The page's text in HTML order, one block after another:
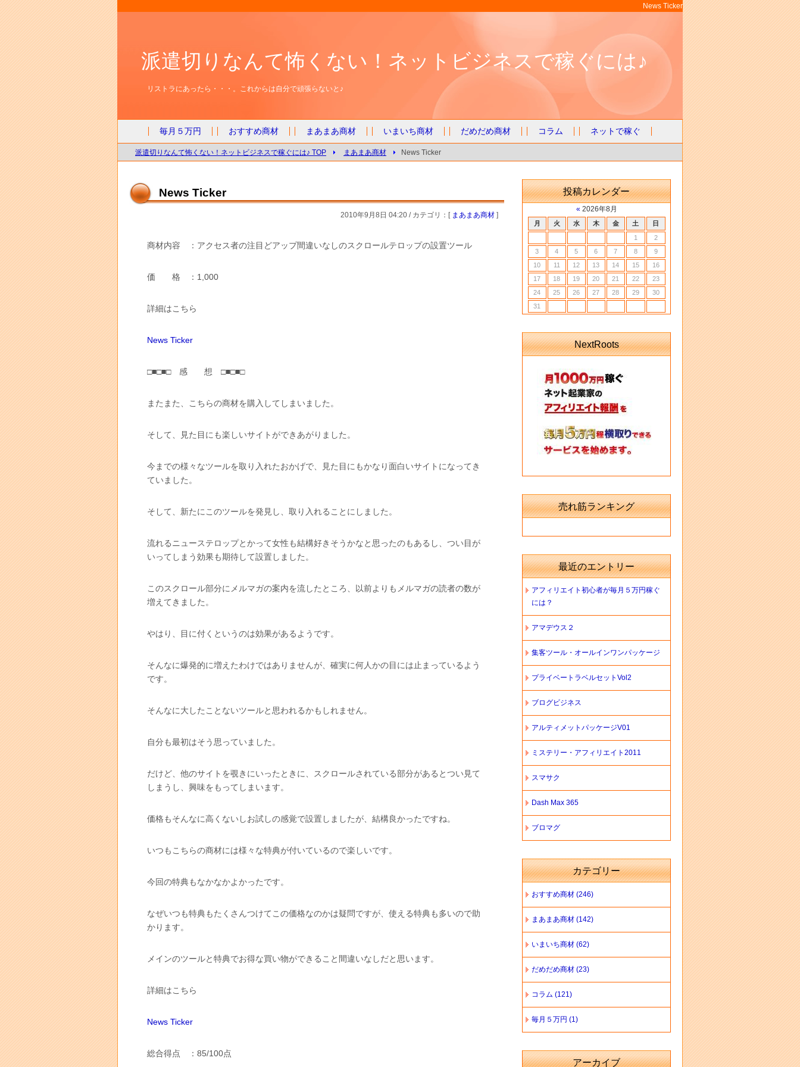
News Ticker
派遣切りなんて怖くない！ネットビジネスで稼ぐには♪
リストラにあったら・・・。これからは自分で頑張らないと♪
毎月５万円 おすすめ商材 まあまあ商材 いまいち商材 だめだめ商材 コラム ネットで稼ぐ
派遣切りなんて怖くない！ネットビジネスで稼ぐには♪ TOP まあまあ商材 News Ticker
News Ticker
2010年9月8日 04:20 / カテゴリ：[ まあまあ商材 ]
商材内容 ：アクセス者の注目どアップ間違いなしのスクロールテロップの設置ツール
価 格 ：1,000
詳細はこちら
News Ticker
□■□■□ 感 想 □■□■□
またまた、こちらの商材を購入してしまいました。
そして、見た目にも楽しいサイトができあがりました。
今までの様々なツールを取り入れたおかげで、見た目にもかなり面白いサイトになってき
ていました。
そして、新たにこのツールを発見し、取り入れることにしました。
流れるニューステロップとかって女性も結構好きそうかなと思ったのもあるし、つい目が
いってしまう効果も期待して設置しました。
このスクロール部分にメルマガの案内を流したところ、以前よりもメルマガの読者の数が
増えてきました。
やはり、目に付くというのは効果があるようです。
そんなに爆発的に増えたわけではありませんが、確実に何人かの目には止まっているよう
です。
そんなに大したことないツールと思われるかもしれません。
自分も最初はそう思っていました。
だけど、他のサイトを覗きにいったときに、スクロールされている部分があるとつい見て
しまうし、興味をもってしまいます。
価格もそんなに高くないしお試しの感覚で設置しましたが、結構良かったですね。
いつもこちらの商材には様々な特典が付いているので楽しいです。
今回の特典もなかなかよかったです。
なぜいつも特典もたくさんつけてこの価格なのかは疑問ですが、使える特典も多いので助
かります。
メインのツールと特典でお得な買い物ができること間違いなしだと思います。
詳細はこちら
News Ticker
総合得点 ：85/100点
投稿カレンダー
« 2026年8月
月 火 水 木 金 土
日
1
2
3
4 5 6 7 8
9
10
11 12 13 14 15
16
17
18 19 20 21 22
23
24
25 26 27 28 29
30
31
NextRoots
売れ筋ランキング
最近のエントリー
アフィリエイト初心者が毎月５万円稼ぐ
には？
アマデウス２
集客ツール・オールインワンパッケージ
プライベートラベルセットVol2
ブログビジネス
アルティメットパッケージV01
ミステリー・アフィリエイト2011
スマサク
Dash Max 365
ブロマグ
カテゴリー
おすすめ商材 (246)
まあまあ商材 (142)
いまいち商材 (62)
だめだめ商材 (23)
コラム (121)
毎月５万円 (1)
アーカイブ